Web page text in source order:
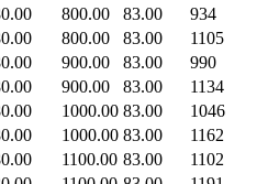
800.00 83.00
934
800.00 83.00
1105
900.00 83.00
990
900.00 83.00
1134
1000.00 83.00
1046
1000.00 83.00
1162
1100.00 83.00
1102